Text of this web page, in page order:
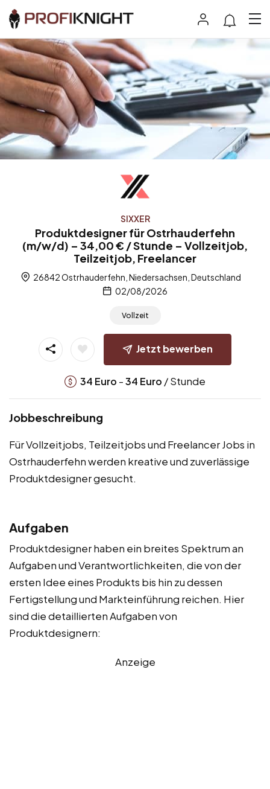
SIXXER
Produktdesigner für Ostrhauderfehn
(m/w/d) – 34,00 € / Stunde – Vollzeitjob,
Teilzeitjob, Freelancer
26842 Ostrhauderfehn, Niedersachsen, Deutschland
02/08/2026
Vollzeit
Jetzt bewerben
34 Euro -34 Euro / Stunde
Jobbeschreibung
Für Vollzeitjobs, Teilzeitjobs und Freelancer Jobs in
Ostrhauderfehn werden kreative und zuverlässige
Produktdesigner gesucht.
Aufgaben
Produktdesigner haben ein breites Spektrum an
Aufgaben und Verantwortlichkeiten, die von der
ersten Idee eines Produkts bis hin zu dessen
Fertigstellung und Markteinführung reichen. Hier
sind die detaillierten Aufgaben von
Produktdesignern:
Anzeige